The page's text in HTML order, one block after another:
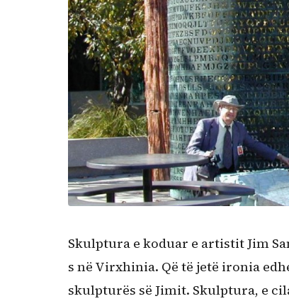
Skulptura e koduar e artistit Jim
s në Virxhinia. Që të jetë ironia
skulpturës së Jimit. Skulptura, e